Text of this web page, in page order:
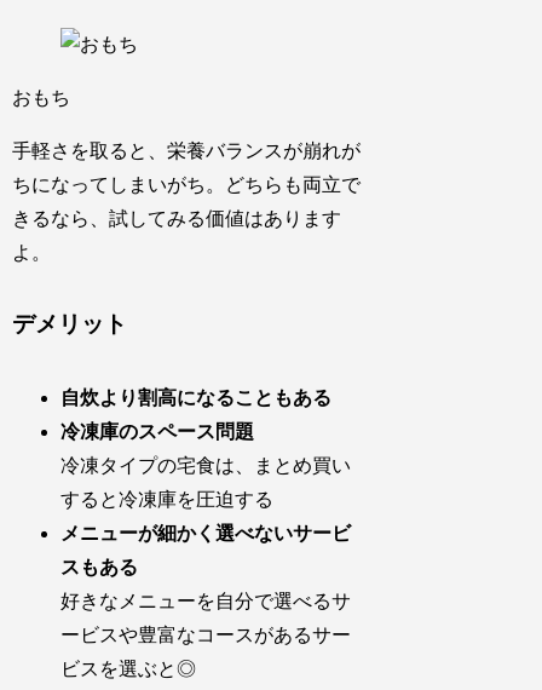
おもち
手軽さを取ると、栄養バランスが崩れが
ちになってしまいがち。どちらも両立で
きるなら、試してみる価値はあります
よ。
デメリット
自炊より割高になることもある
冷凍庫のスペース問題
冷凍タイプの宅食は、まとめ買い
すると冷凍庫を圧迫する
メニューが細かく選べないサービ
スもある
好きなメニューを自分で選べるサ
ービスや豊富なコースがあるサー
ビスを選ぶと◎